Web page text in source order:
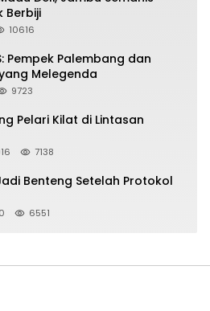
Berbiji
10616
Pempek Palembang dan
Melegenda
9723
Pelari Kilat di Lintasan
7138
Benteng Setelah Protokol
6551